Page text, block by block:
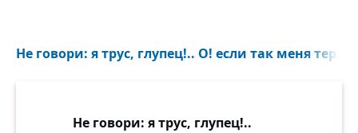
Не говори: я трус, глупец!.. О! если так меня
Не говори: я трус, глупец!..